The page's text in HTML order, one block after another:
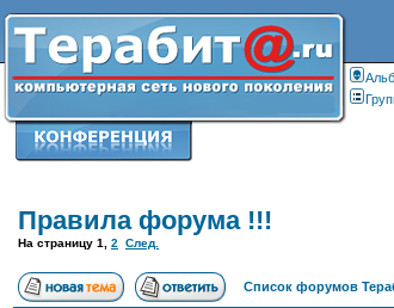
Правила форума !!!
На страницу 1 2 След.
Список форумов